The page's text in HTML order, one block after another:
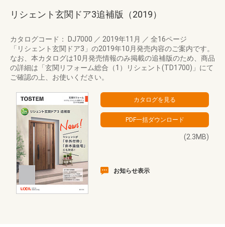
リシェント玄関ドア3追補版（2019）
カタログコード： DJ7000 ／ 2019年11月 ／ 全16ページ
「リシェント玄関ドア3」の2019年10月発売内容のご案内です。
なお、本カタログは10月発売情報のみ掲載の追補版のため、商品
の詳細は「玄関リフォーム総合（1）リシェント(TD1700)」にて
ご確認の上、お使いください。
(2.3MB)
お知らせ表示